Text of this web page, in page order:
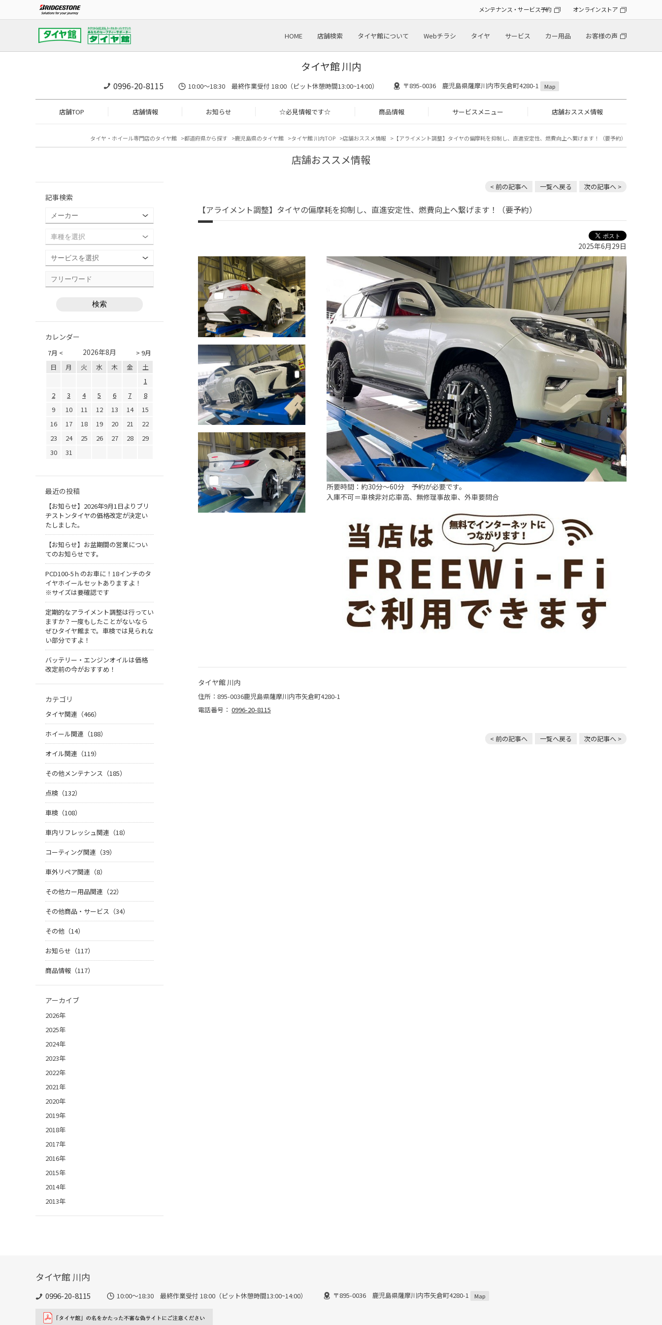
メンテナンス・サービス予約 オンラインストア
HOME 店舗検索 タイヤ館について Webチラシ タイヤ サービス カー用品 お客様の声
タイヤ館 川内
0996-20-8115 10:00～18:30 最終作業受付 18:00（ピット休憩時間13:00~14:00） 〒895-0036 鹿児島県薩摩川内市矢倉町4280-1 Map
店舗TOP 店舗情報 お知らせ ☆必見情報です☆ 商品情報 サービスメニュー 店舗おススメ情報
タイヤ・ホイール専門店のタイヤ館 都道府県から探す 鹿児島県のタイヤ館 タイヤ館 川内TOP 店舗おススメ情報 【アライメント調整】タイヤの偏摩耗を抑制し、直進安定性、燃費向上へ繋げます！（要予約）
店舗おススメ情報
< 前の記事へ 一覧へ戻る 次の記事へ >
【アライメント調整】タイヤの偏摩耗を抑制し、直進安定性、燃費向上へ繋げます！（要予約）
2025年6月29日
所要時間：約30分～60分 予約が必要です。
入庫不可＝車検非対応車高、無修理事故車、外車要問合
タイヤ館 川内
住所：895-0036鹿児島県薩摩川内市矢倉町4280-1
電話番号： 0996-20-8115
< 前の記事へ 一覧へ戻る 次の記事へ >
記事検索
カレンダー
7月 < > 9月
2026年8月
日 月 火 水 木 金
土
1
2
3 4 5 6 7
8
9
10 11 12 13 14
15
16
17 18 19 20 21
22
23
24 25 26 27 28
29
30
31
最近の投稿
【お知らせ】2026年9月1日よりブリ
ヂストンタイヤの価格改定が決定い
たしました。
【お知らせ】お盆期間の営業につい
てのお知らせです。
PCD100-5ｈのお車に！18インチのタ
イヤホイールセットありますよ！
※サイズは要確認です
定期的なアライメント調整は行ってい
ますか？一度もしたことがないなら
ぜひタイヤ館まで。車検では見られな
い部分ですよ！
バッテリー・エンジンオイルは価格
改定前の今がおすすめ！
カテゴリ
タイヤ関連（466）
ホイール関連（188）
オイル関連（119）
その他メンテナンス（185）
点検（132）
車検（108）
車内リフレッシュ関連（18）
コーティング関連（39）
車外リペア関連（8）
その他カー用品関連（22）
その他商品・サービス（34）
その他（14）
お知らせ（117）
商品情報（117）
アーカイブ
2026年
2025年
2024年
2023年
2022年
2021年
2020年
2019年
2018年
2017年
2016年
2015年
2014年
2013年
タイヤ館 川内
0996-20-8115 10:00～18:30 最終作業受付 18:00（ピット休憩時間13:00~14:00） 〒895-0036 鹿児島県薩摩川内市矢倉町4280-1 Map